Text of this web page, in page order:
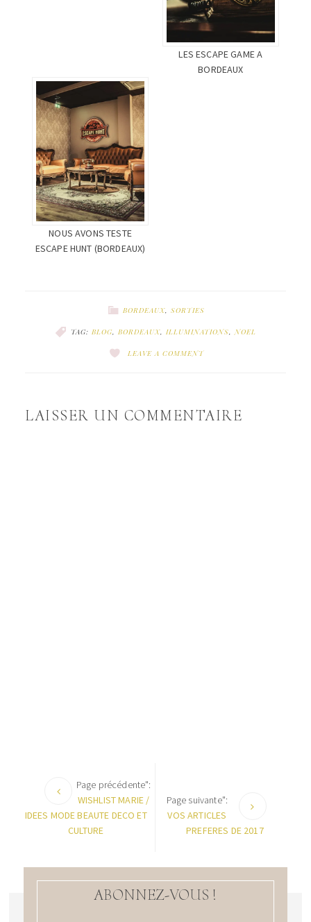
LES ESCAPE GAME A
BORDEAUX
NOUS AVONS TESTE
ESCAPE HUNT (BORDEAUX)
BORDEAUX, SORTIES
TAG: BLOG, BORDEAUX, ILLUMINATIONS,NOEL
LEAVE A COMMENT
LAISSER UN COMMENTAIRE
Page précédente":
WISHLIST MARIE /
IDEES MODE BEAUTE DECO ET
CULTURE
Page suivante":
VOS ARTICLES
PREFERES DE 2017
ABONNEZ-VOUS !